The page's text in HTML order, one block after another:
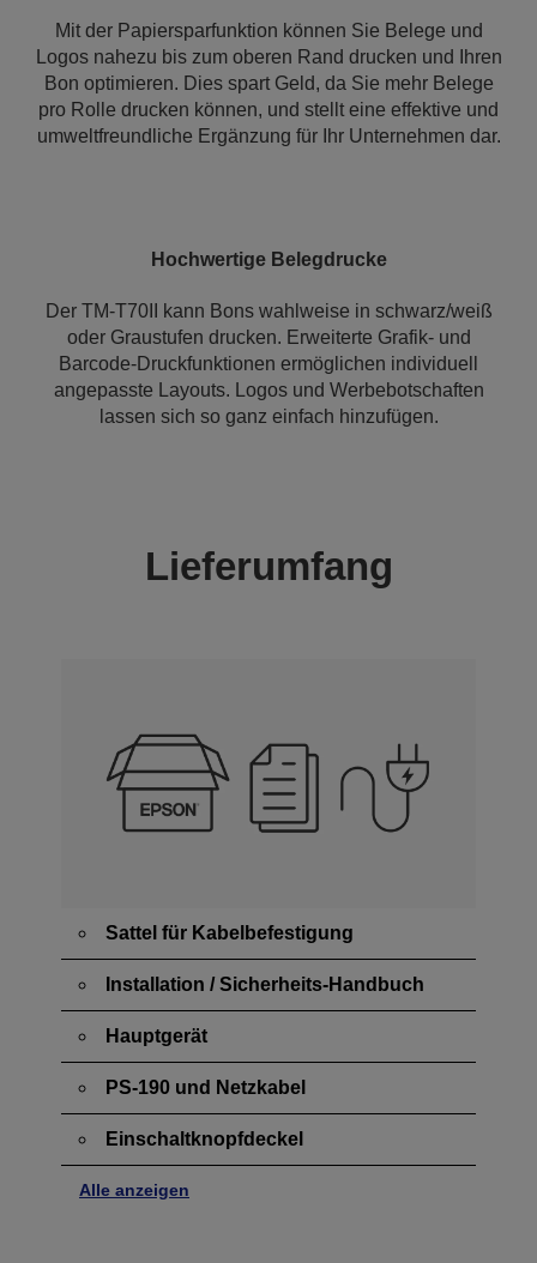
Mit der Papiersparfunktion können Sie Belege und
Logos nahezu bis zum oberen Rand drucken und Ihren
Bon optimieren. Dies spart Geld, da Sie mehr Belege
pro Rolle drucken können, und stellt eine effektive und
umweltfreundliche Ergänzung für Ihr Unternehmen dar.
Hochwertige Belegdrucke
Der TM-T70II kann Bons wahlweise in schwarz/weiß
oder Graustufen drucken. Erweiterte Grafik- und
Barcode-Druckfunktionen ermöglichen individuell
angepasste Layouts. Logos und Werbebotschaften
lassen sich so ganz einfach hinzufügen.
Lieferumfang
Sattel für Kabelbefestigung
Installation / Sicherheits-Handbuch
Hauptgerät
PS-190 und Netzkabel
Einschaltknopfdeckel
Alle anzeigen